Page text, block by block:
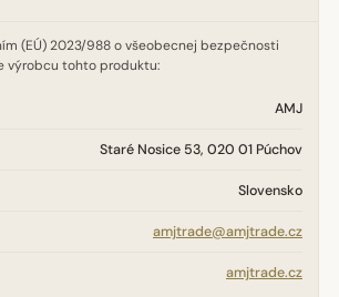
(EÚ) 2023/988 o všeobecnej bezpečnosti
výrobcu tohto produktu:
AMJ
Staré Nosice 53, 020 01 Púchov
Slovensko
amjtrade@amjtrade.cz
amjtrade.cz